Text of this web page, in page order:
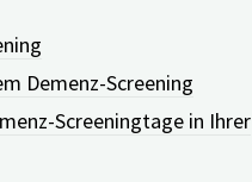
Demenz-Screening
Screeningtage in Ihrer